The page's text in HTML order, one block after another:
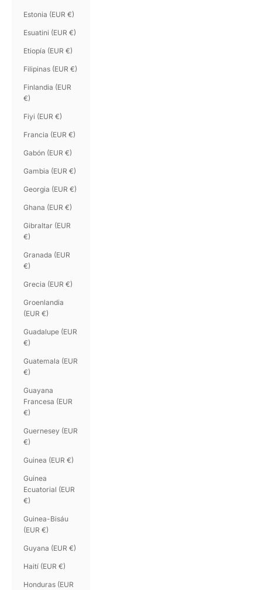
Estonia (EUR €)
Esuatini (EUR €)
Etiopía (EUR €)
Filipinas (EUR €)
Finlandia (EUR
€)
Fiyi (EUR €)
Francia (EUR €)
Gabón (EUR €)
Gambia (EUR €)
Georgia (EUR €)
Ghana (EUR €)
Gibraltar (EUR
€)
Granada (EUR
€)
Grecia (EUR €)
Groenlandia
(EUR €)
Guadalupe (EUR
€)
Guatemala (EUR
€)
Guayana
Francesa (EUR
€)
Guernesey (EUR
€)
Guinea (EUR €)
Guinea
Ecuatorial (EUR
€)
Guinea-Bisáu
(EUR €)
Guyana (EUR €)
Haití (EUR €)
Honduras (EUR